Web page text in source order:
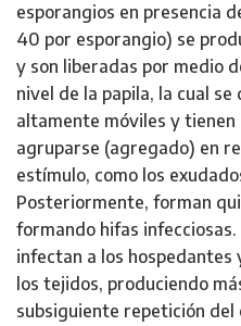
esporangios en presencia
40 por esporangio) se
y son liberadas por medio
nivel de la papila, la cual
altamente móviles y tienen
agruparse (agregado) en
estímulo, como los
Posteriormente, forman
formando hifas
infectan a los hospedantes
los tejidos, produciendo
subsiguiente repetición del